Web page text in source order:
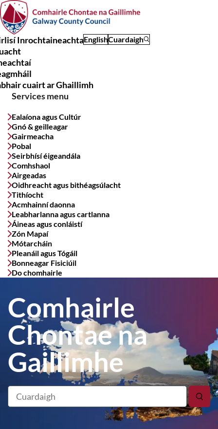
Skip
to
main
content
InrochtaineachtaEnglishCuardaigh
Main
navigation
cuairt ar Ghaillimh
Services menu
Ealaíona agus Cultúr
Gnó & geilleagar
Gairmeacha
Pobal
Seirbhísí éigeandála
Comhshaol
Airgeadas
Oidhreacht agus bithéagsúlacht
Tithíocht
Acmhainní daonna
Leabharlanna agus cartlanna
Áineas agus conláistí
Zón Mapaí
Mótarcháin
Pleanáil agus Tógáil
Bonneagar Fisiciúil
Do chomhairle
Comhairle
Chontae na
Gaillimhe
Cuardaigh
Cuir
i